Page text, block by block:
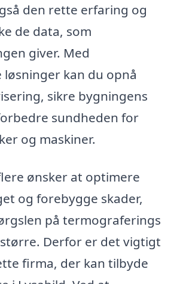
den rette erfaring og
de data, som
giver. Med
løsninger kan du opnå
sikre bygningens
sundheden for
og maskiner.
ønsker at optimere
og forebygge skader,
på termograferings
Derfor er det vigtigt
firma, der kan tilbyde